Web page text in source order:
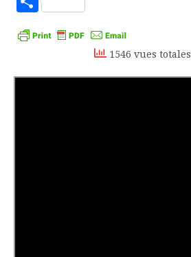
1546 vues totales